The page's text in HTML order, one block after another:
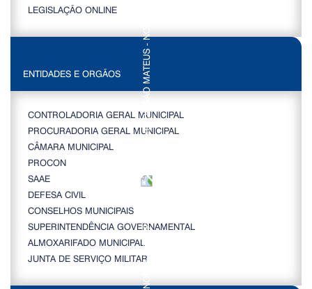
LEGISLAÇÃO ONLINE
ENTIDADES E ORGÃOS
CONTROLADORIA GERAL MUNICIPAL
PROCURADORIA GERAL MUNICIPAL
CÂMARA MUNICIPAL
PROCON
SAAE
DEFESA CIVIL
CONSELHOS MUNICIPAIS
SUPERINTENDÊNCIA GOVERNAMENTAL
ALMOXARIFADO MUNICIPAL
JUNTA DE SERVIÇO MILITAR